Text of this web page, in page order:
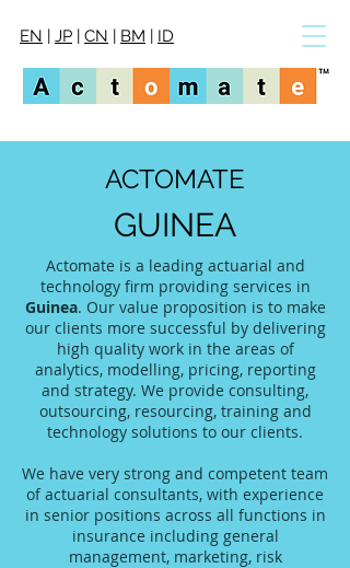
EN | JP | CN | BM | ID
ACTOMATE
GUINEA
Actomate is a leading actuarial and
technology firm providing services in
Guinea. Our value proposition is to make
our clients more successful by delivering
high quality work in the areas of
analytics, modelling, pricing, reporting
and strategy. We provide consulting,
outsourcing, resourcing, training and
technology solutions to our clients.
We have very strong and competent team
of actuarial consultants, with experience
in senior positions across all functions in
insurance including general
management, marketing, risk